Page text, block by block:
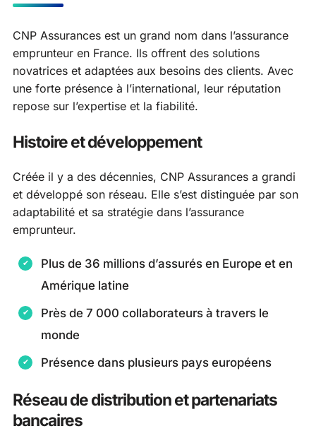
CNP Assurances est un grand nom dans l’assurance
emprunteur en France. Ils offrent des solutions
novatrices et adaptées aux besoins des clients. Avec
une forte présence à l’international, leur réputation
repose sur l’expertise et la fiabilité.
Histoire et développement
Créée il y a des décennies, CNP Assurances a grandi
et développé son réseau. Elle s’est distinguée par son
adaptabilité et sa stratégie dans l’assurance
emprunteur.
Plus de 36 millions d’assurés en Europe et en
Amérique latine
Près de 7 000 collaborateurs à travers le
monde
Présence dans plusieurs pays européens
Réseau de distribution et partenariats
bancaires